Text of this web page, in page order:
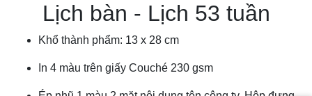
Lịch bàn - Lịch 53 tuần
Khổ thành phẩm: 13 x 28 cm
In 4 màu trên giấy Couché 230 gsm